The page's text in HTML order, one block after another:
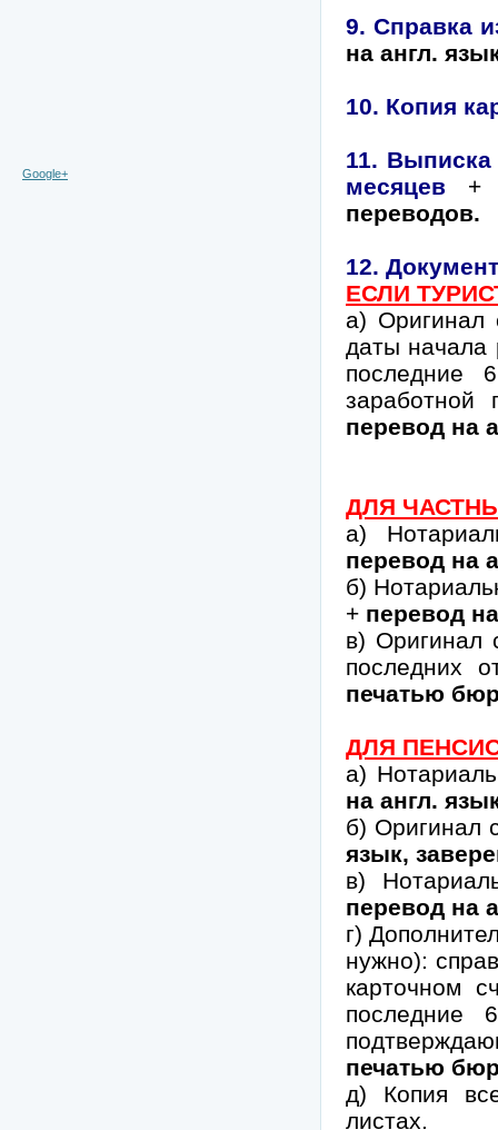
9. Справка
на англ.
10. Копия
11. Выписка
месяцев
переводов.
12.
ЕСЛИ
а) Оригинал
даты начала
последние
перевод на
ДЛЯ
а)
перевод на
б)
+ перевод
в) Оригинал
последних
печатью
ДЛЯ
а)
на англ.
б) Оригинал
язык,
в)
перевод на
г)
нужно):
карточном
последние
печатью
д) Копия
листах.
Google+